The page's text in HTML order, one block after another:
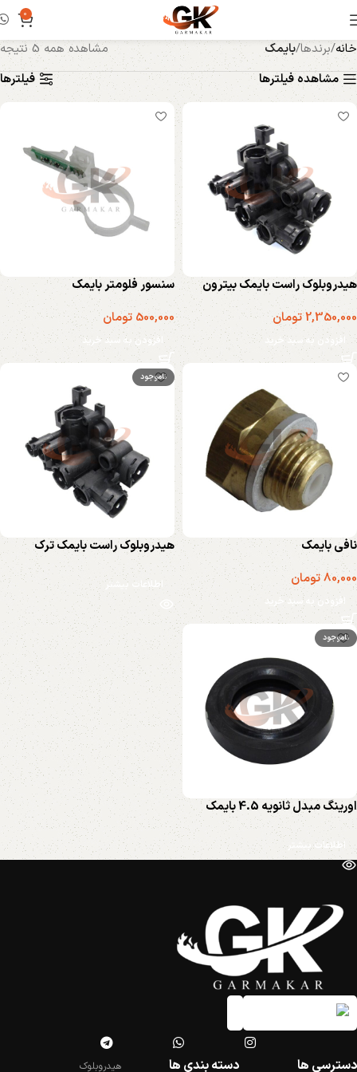
0
خانه برندها بایمک
مشاهده همه 5 نتیجه
مشاهده فیلترها
فیلترها
هیدروبلوک راست بایمک بیترون
2,350,000تومان
افزودن به سبد خرید
سنسور فلومتر بایمک
500,000 تومان
افزودن به سبد خرید
نافی بایمک
80,000تومان
افزودن به سبد خرید
ناموجود
هیدروبلوک راست بایمک ترک
اطلاعات بیشتر
ناموجود
اورینگ مبدل ثانویه 4.5 بایمک
اطلاعات بیشتر
دسترسی ها دسته بندی ها هیدروبلوک